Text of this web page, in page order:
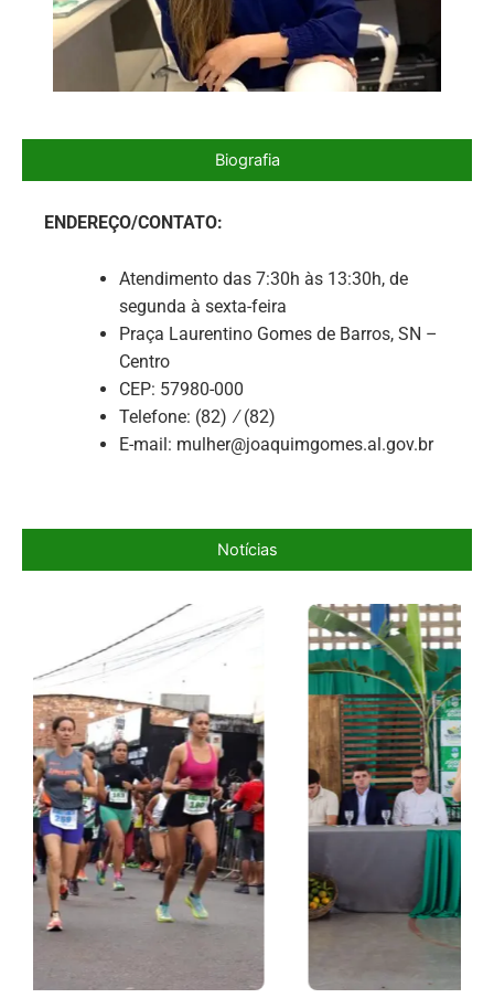
Biografia
ENDEREÇO/CONTATO:
Atendimento das 7:30h às 13:30h, de
segunda à sexta-feira
Praça Laurentino Gomes de Barros, SN –
Centro
CEP: 57980-000
Telefone: (82) ∕ (82)
E-mail: mulher@joaquimgomes.al.gov.br
Notícias